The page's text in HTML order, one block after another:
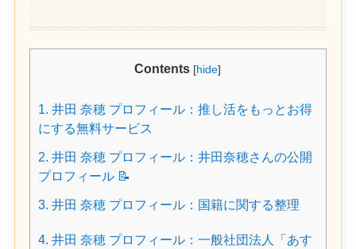
Contents [hide]
1. 井田 奈穂 プロフィール：推し活をもっとお得
にする無料サービス
2. 井田 奈穂 プロフィール：井田奈穂さんの公開
プロフィール 📝
3. 井田 奈穂 プロフィール：国籍に関する整理
4. 井田 奈穂 プロフィール：一般社団法人「あす